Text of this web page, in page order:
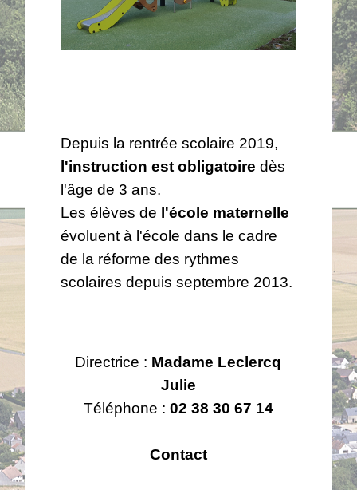
Depuis la rentrée scolaire 2019,
l'instruction est obligatoire dès
l'âge de 3 ans.
Les élèves de l'école maternelle
évoluent à l'école dans le cadre
de la réforme des rythmes
scolaires depuis septembre 2013.
Directrice : Madame Leclercq
Julie
Téléphone : 02 38 30 67 14
Contact